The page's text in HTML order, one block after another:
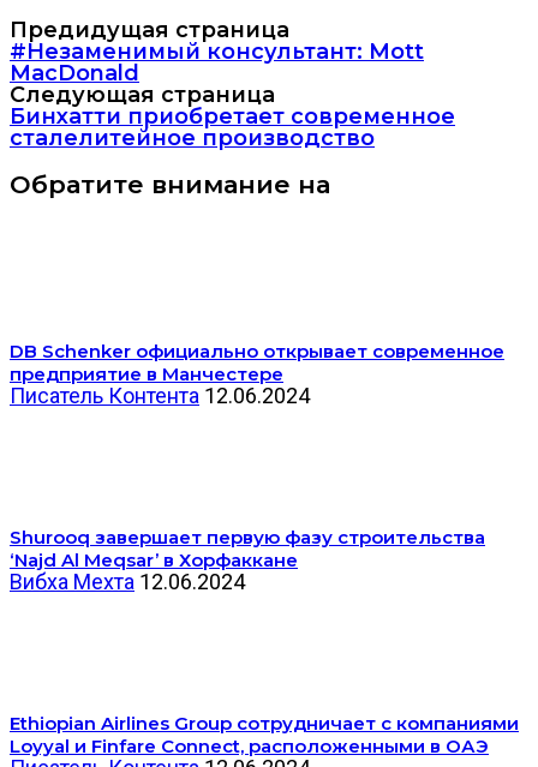
Предидущая страница
#Незаменимый консультант: Mott
MacDonald
Следующая страница
Бинхатти приобретает современное
сталелитейное производство
Обратите внимание на
DB Schenker официально открывает современное
предприятие в Манчестере
Писатель Контента 12.06.2024
Shurooq завершает первую фазу строительства
‘Najd Al Meqsar’ в Хорфаккане
Вибха Мехта 12.06.2024
Ethiopian Airlines Group сотрудничает с компаниями
Loyyal и Finfare Connect, расположенными в ОАЭ